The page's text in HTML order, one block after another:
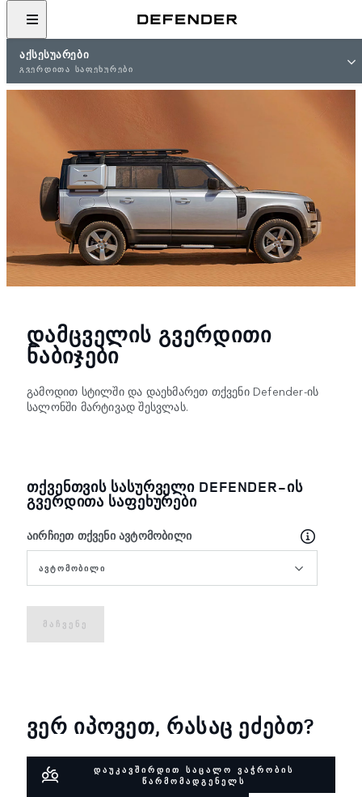
ᲐᲥᲡᲔᲡᲣᲐᲠᲔᲑᲘ
ᲒᲕᲔᲠᲓᲘᲗᲐ ᲡᲐᲤᲔᲮᲣᲠᲔᲑᲘ
ᲓᲐᲛᲪᲕᲔᲚᲘᲡ ᲒᲕᲔᲠᲓᲘᲗᲘ
ᲜᲐᲑᲘᲯᲔᲑᲘ
გამოდით სტილში და დაეხმარეთ თქვენი Defender-ის
სალონში მარტივად შესვლას.
ᲗᲥᲕᲔᲜᲗᲕᲘᲡ ᲡᲐᲡᲣᲠᲕᲔᲚᲘ DEFENDER-ᲘᲡ
ᲒᲕᲔᲠᲓᲘᲗᲐ ᲡᲐᲤᲔᲮᲣᲠᲔᲑᲘ
აირჩიეთ თქვენი ავტომობილი
ᲐᲕᲢᲝᲛᲝᲑᲘᲚᲘ
ᲛᲐᲩᲕᲔᲜᲔ
ᲕᲔᲠ ᲘᲞᲝᲕᲔᲗ, ᲠᲐᲡᲐᲪ ᲔᲫᲔᲑᲗ?
ᲓᲐᲣᲙᲐᲕᲨᲘᲠᲓᲘᲗ ᲡᲐᲪᲐᲚᲝ ᲕᲐᲭᲠᲝᲑᲘᲡ
ᲬᲐᲠᲛᲝᲛᲐᲓᲒᲔᲜᲔᲚᲡ